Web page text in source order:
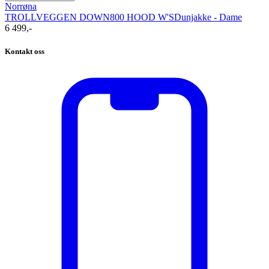
Norrøna
TROLLVEGGEN DOWN800 HOOD W'SDunjakke - Dame
6 499,-
Kontakt oss